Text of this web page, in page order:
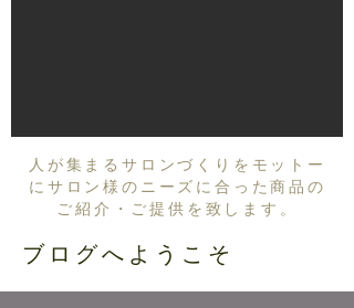
人が集まるサロンづくりをモットー
にサロン様のニーズに合った商品の
ご紹介・ご提供を致します。
ブログへようこそ